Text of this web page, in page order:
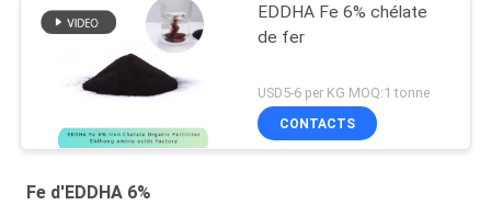
EDDHA Fe 6% chélate
de fer
USD5-6 per KG MOQ:1 tonne
CONTACTS
Fe d'EDDHA 6%